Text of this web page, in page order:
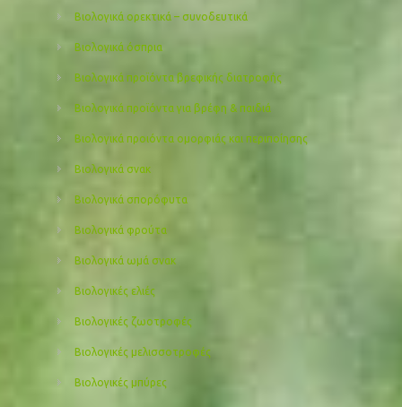
Βιολογικά ορεκτικά – συνοδευτικά
Βιολογικά όσπρια
Βιολογικά προϊόντα βρεφικής διατροφής
Βιολογικά προϊόντα για βρέφη & παιδιά
Βιολογικά προιόντα ομορφιάς και περιποίησης
Βιολογικά σνακ
Βιολογικά σπορόφυτα
Βιολογικά φρούτα
Βιολογικά ωμά σνακ
Βιολογικές ελιές
Βιολογικές ζωοτροφές
Βιολογικές μελισσοτροφές
Βιολογικές μπύρες